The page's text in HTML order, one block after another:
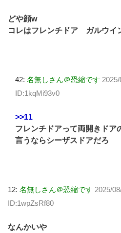
どや顔w
コレはフレンチドア ガルウイ
42: 名無しさん＠恐縮です
ID:1kqMi93v0
>>11
フレンチドアって両開きドア
言うならシーザスドアだろ
12: 名無しさん＠恐縮です 2025/
ID:1wpZsRf80
なんかいや